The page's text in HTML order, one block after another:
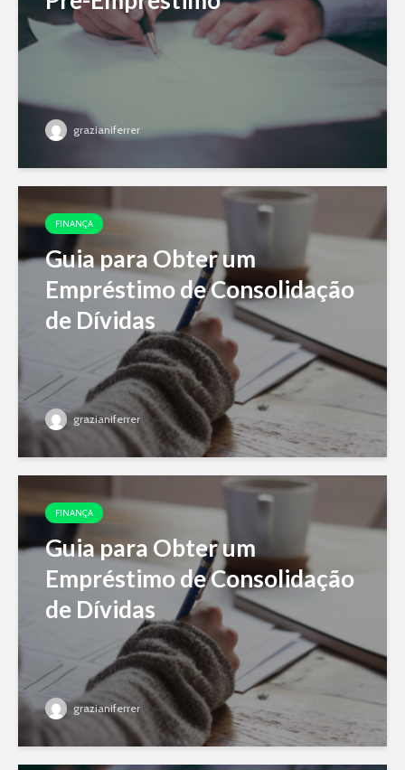
grazianiferrer
FINANÇA
Guia para Obter um
Empréstimo de Consolidação
de Dívidas
grazianiferrer
FINANÇA
Guia para Obter um
Empréstimo de Consolidação
de Dívidas
grazianiferrer